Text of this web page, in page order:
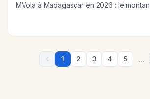
MVola à Madagascar en 2026 : le
pas payées, et c'est ce temps invisible
rémunère un contact au lieu d'une
d'affaires auprès des commerces locaux.
1 2 3 4 5 ...